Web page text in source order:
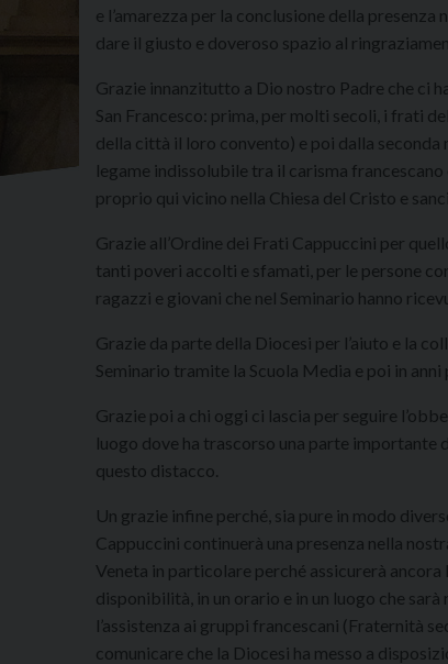
e l’amarezza per la conclusione della
dare il giusto e doveroso spazio al
Grazie innanzitutto a Dio nostro Padre che ci
San Francesco: prima, per molti secoli, i frati
della città il loro convento) e poi dalla
legame indissolubile tra il carisma
proprio qui vicino nella Chiesa del Cristo e
Grazie all’Ordine dei Frati Cappuccini per
tanti poveri accolti e sfamati, per le persone
ragazzi e giovani che nel Seminario hanno
Grazie da parte della Diocesi per l’aiuto e la
Seminario tramite la Scuola Media e poi in
Grazie poi a chi oggi ci lascia per seguire
luogo dove ha trascorso una parte importante
questo distacco.
Un grazie infine perché, sia pure in modo
Cappuccini continuerà una presenza nella
Veneta in particolare perché assicurerà
disponibilità, in un orario e in un luogo che
l’assistenza ai gruppi francescani (Fraternità
comunicare che la Diocesi ha messo a